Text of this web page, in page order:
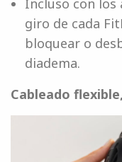
Incluso con los
giro de cada
bloquear o
diadema.
Cableado